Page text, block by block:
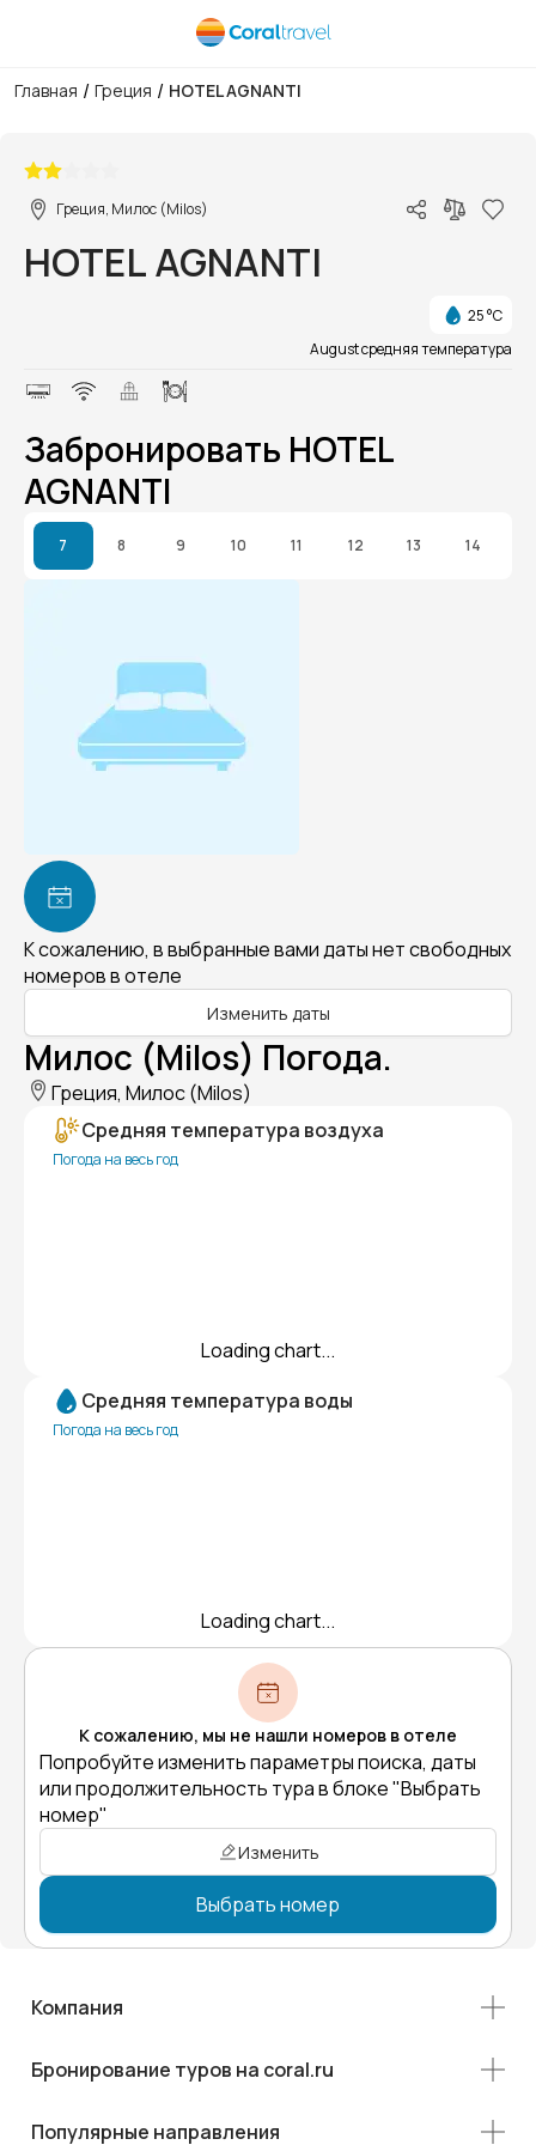
Главная / Греция / HOTEL AGNANTI
Греция, Милос (Milos)
HOTEL AGNANTI
25 °C
August средняя температура
Забронировать HOTEL
AGNANTI
7 8 9 10 11 12 13 14
К сожалению, в выбранные вами даты нет свободных
номеров в отеле
Изменить даты
Милос (Milos) Погода.
Греция, Милос (Milos)
Средняя температура воздуха
Погода на весь год
Loading chart...
Средняя температура воды
Погода на весь год
Loading chart...
К сожалению, мы не нашли номеров в отеле
Попробуйте изменить параметры поиска, даты
или продолжительность тура в блоке "Выбрать
номер"
Изменить
Выбрать номер
Компания
Бронирование туров на coral.ru
Популярные направления